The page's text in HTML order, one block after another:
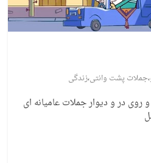
،جملات پشت وانتی،زندگی
در و دیوار جملات عامیانه ای